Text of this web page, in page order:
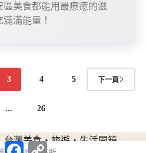
美食都能用最療癒的滋
滿能量！
3 4 5
... 26
下一頁
台灣美食・旅遊・生活開箱
L
F